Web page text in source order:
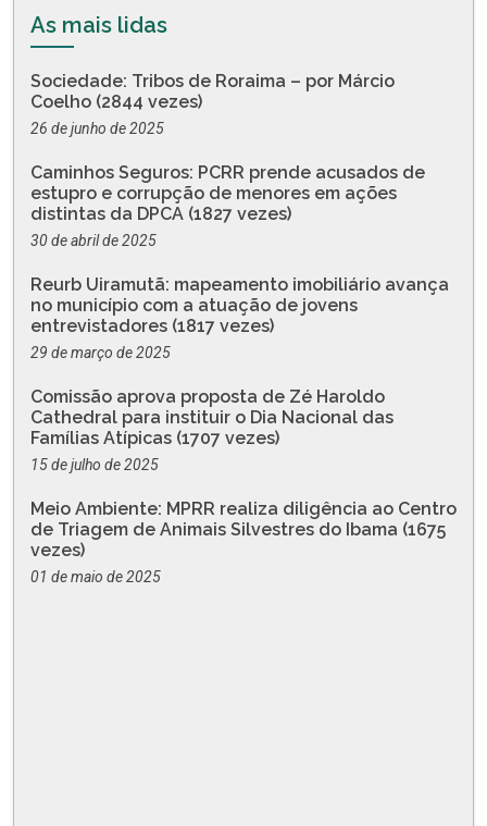
As mais lidas
Sociedade: Tribos de Roraima – por Márcio
Coelho (2844 vezes)
26 de junho de 2025
Caminhos Seguros: PCRR prende acusados de
estupro e corrupção de menores em ações
distintas da DPCA (1827 vezes)
30 de abril de 2025
Reurb Uiramutã: mapeamento imobiliário avança
no município com a atuação de jovens
entrevistadores (1817 vezes)
29 de março de 2025
Comissão aprova proposta de Zé Haroldo
Cathedral para instituir o Dia Nacional das
Famílias Atípicas (1707 vezes)
15 de julho de 2025
Meio Ambiente: MPRR realiza diligência ao Centro
de Triagem de Animais Silvestres do Ibama (1675
vezes)
01 de maio de 2025